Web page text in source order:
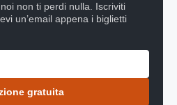
non ti perdi nulla. Iscriviti
un’email appena i biglietti
gratuita